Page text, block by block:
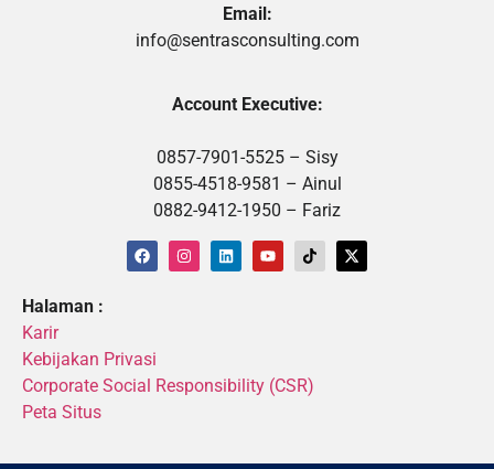
Email:
info@sentrasconsulting.com
Account Executive:
0857-7901-5525 – Sisy
0855-4518-9581 – Ainul
0882-9412-1950 – Fariz
Halaman :
Karir
Kebijakan Privasi
Corporate Social Responsibility (CSR)
Peta Situs